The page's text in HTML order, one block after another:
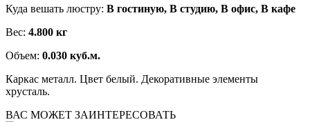
Куда вешать люстру: В гостиную, В студию, В офис, В кафе
Вес: 4.800 кг
Объем: 0.030 куб.м.
Каркас металл. Цвет белый. Декоративные элементы
хрусталь.
ВАС МОЖЕТ ЗАИНТЕРЕСОВАТЬ